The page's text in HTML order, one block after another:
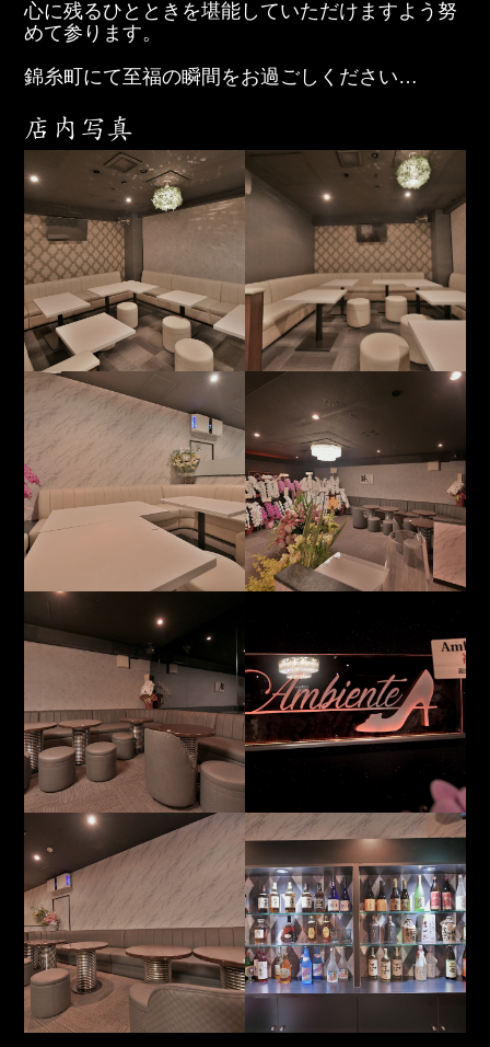
心に残るひとときを堪能していただけますよう努
めて参ります。
錦糸町にて至福の瞬間をお過ごしください…